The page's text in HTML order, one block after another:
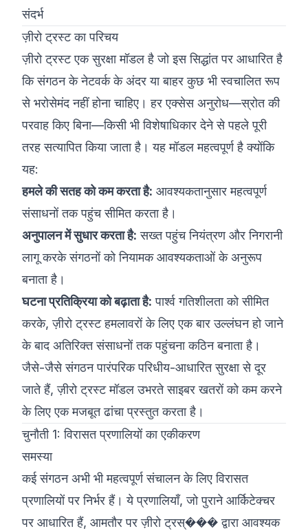
संदर्भ
ज़ीरो ट्रस्ट का परिचय
ज़ीरो ट्रस्ट एक सुरक्षा मॉडल है जो इस सिद्धांत पर आधारित है
कि संगठन के नेटवर्क के अंदर या बाहर कुछ भी स्वचालित रूप
से भरोसेमंद नहीं होना चाहिए। हर एक्सेस अनुरोध—स्रोत की
परवाह किए बिना—किसी भी विशेषाधिकार देने से पहले पूरी
तरह सत्यापित किया जाता है। यह मॉडल महत्वपूर्ण है क्योंकि
यह:
हमले की सतह को कम करता है: आवश्यकतानुसार महत्वपूर्ण
संसाधनों तक पहुंच सीमित करता है।
अनुपालन में सुधार करता है: सख्त पहुंच नियंत्रण और निगरानी
लागू करके संगठनों को नियामक आवश्यकताओं के अनुरूप
बनाता है।
घटना प्रतिक्रिया को बढ़ाता है: पार्श्व गतिशीलता को सीमित
करके, ज़ीरो ट्रस्ट हमलावरों के लिए एक बार उल्लंघन हो जाने
के बाद अतिरिक्त संसाधनों तक पहुंचना कठिन बनाता है।
जैसे-जैसे संगठन पारंपरिक परिधीय-आधारित सुरक्षा से दूर
जाते हैं, ज़ीरो ट्रस्ट मॉडल उभरते साइबर खतरों को कम करने
के लिए एक मजबूत ढांचा प्रस्तुत करता है।
चुनौती 1: विरासत प्रणालियों का एकीकरण
समस्या
कई संगठन अभी भी महत्वपूर्ण संचालन के लिए विरासत
प्रणालियों पर निर्भर हैं। ये प्रणालियाँ, जो पुराने आर्किटेक्चर
पर आधारित हैं, आमतौर पर ज़ीरो ट्रस्��� द्वारा आवश्यक